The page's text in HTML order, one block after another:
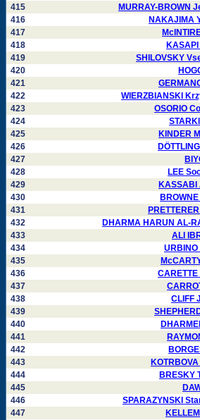
415
MURRAY-BROWN
416
NAKAJIMA
417
418
419
SHILOVSKY
420
421
422
WIERZBIANSKI
423
OSORIO
424
425
KINDER
426
427
428
LEE
429
430
431
432
DHARMA HARUN AL-
433
ALI
434
435
436
437
438
CLIFF
439
440
441
442
443
444
BRESKY
445
446
SPARAZYNSKI
447